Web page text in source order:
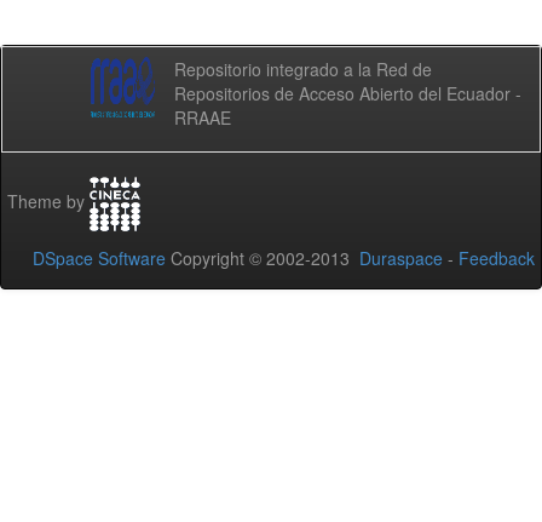
Repositorio integrado a la Red de
Repositorios de Acceso Abierto del Ecuador -
RRAAE
Theme by
DSpace Software Copyright © 2002-2013 Duraspace - Feedback